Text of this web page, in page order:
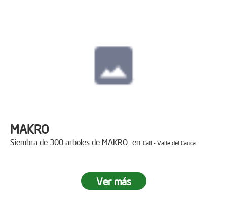
MAKRO
Siembra de 300 arboles de MAKRO en Cali - Valle del Cauca
Ver más